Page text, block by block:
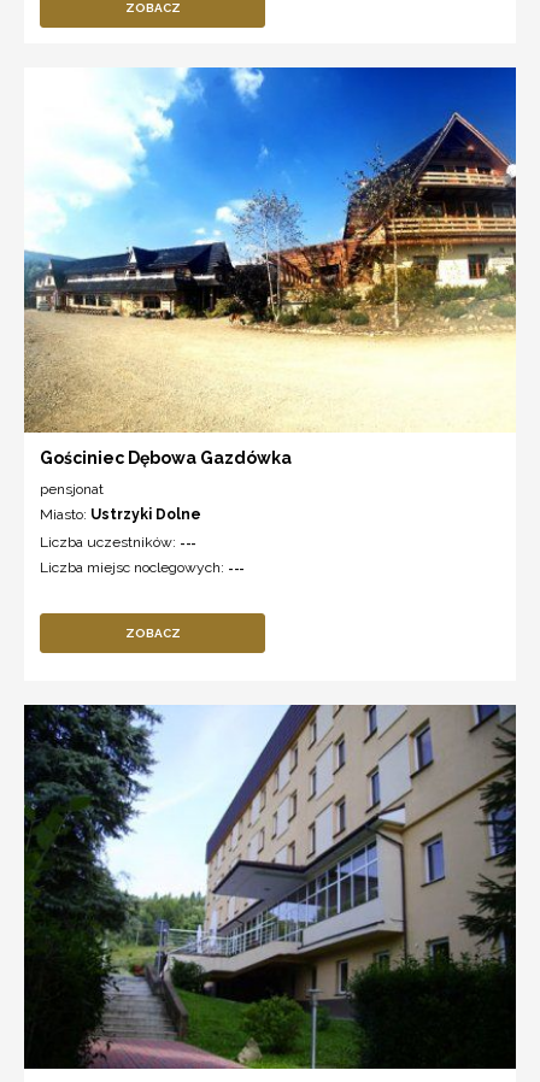
ZOBACZ
Gościniec Dębowa Gazdówka
pensjonat
Miasto: Ustrzyki Dolne
Liczba uczestników: ---
Liczba miejsc noclegowych: ---
ZOBACZ